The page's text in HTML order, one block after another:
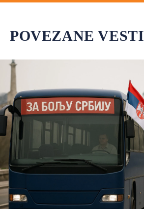
POVEZANE VESTI